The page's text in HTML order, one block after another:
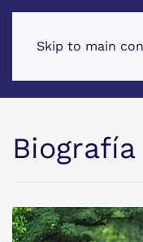
Skip to main
Biografía